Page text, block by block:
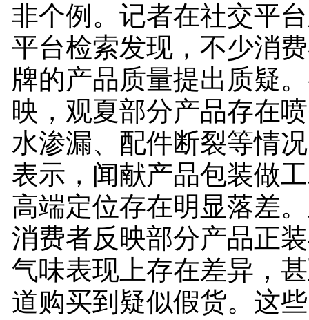
非个例。记者在社交平
平台检索发现，不少消
牌的产品质量提出质疑
映，观夏部分产品存在
水渗漏、配件断裂等情
表示，闻献产品包装做
高端定位存在明显落差
消费者反映部分产品正
气味表现上存在差异，
道购买到疑似假货。这